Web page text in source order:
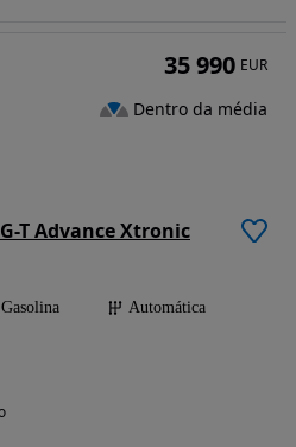
T Advance Xtronic
Gasolina
Automática
35 990 EUR
Dentro da média